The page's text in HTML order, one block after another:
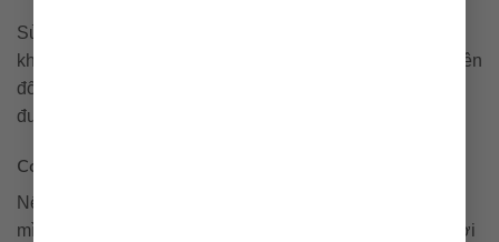
Sử dụng các kỹ thuật thương lượng như sự đồng thuận,
khéo léo đưa ra các câu hỏi mở và tạo sự hấp dẫn cho bên
đối diện. Những điều này rất quan trọng trong việc đạt
được thỏa thuận tốt cho cả hai bên.
Có nên nhờ trung gian?
Nếu bạn chưa tự tin vào khả năng thương lượng của
mình, hãy cân nhắc việc nhờ một người trung gian. Người